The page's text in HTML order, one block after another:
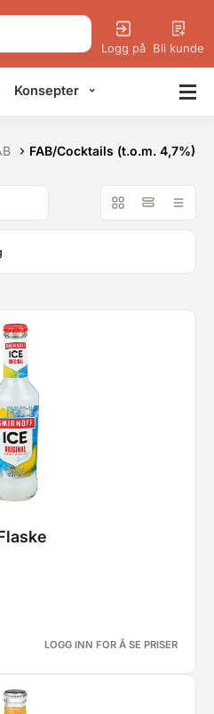
Logg på Bli kunde
Konsepter
FAB/Cocktails (t.o.m. 4,7%)
LOGG INN FOR Å SE PRISER